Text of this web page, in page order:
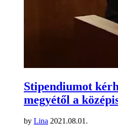
Stipendiumot
megyétől a
by Lina 2021.08.01.